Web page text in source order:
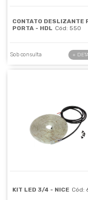
CONTATO DESLIZANTE
PORTA - HDL Cód: 550
Sob consulta +
KIT LED 3/4 - NICE Cód: